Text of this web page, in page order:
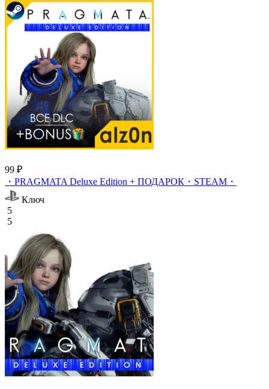
99 ₽
・PRAGMATA Deluxe Edition + ПОДАРОК・STEAM・
Ключ
5
5